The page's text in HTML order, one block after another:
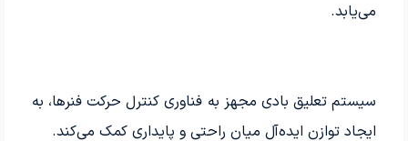
می‌یابد.
سیستم تعلیق بادی مجهز به فناوری کنترل حرکت فنرها، به
ایجاد توازن ایده‌آل میان راحتی و پایداری کمک می‌کند.